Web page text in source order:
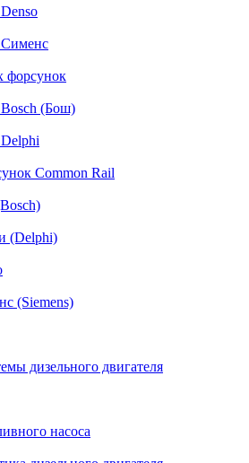
Сименс
форсунок
(Бош)
Common Rail
(Delphi)
(Siemens)
дизельного двигателя
насоса